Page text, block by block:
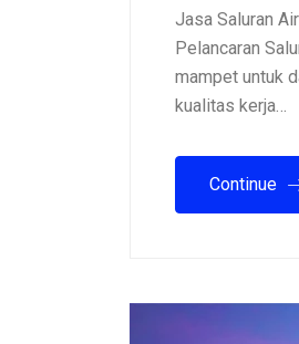
Jasa Saluran
Pelancaran
mampet untuk
kualitas kerja…
Continue